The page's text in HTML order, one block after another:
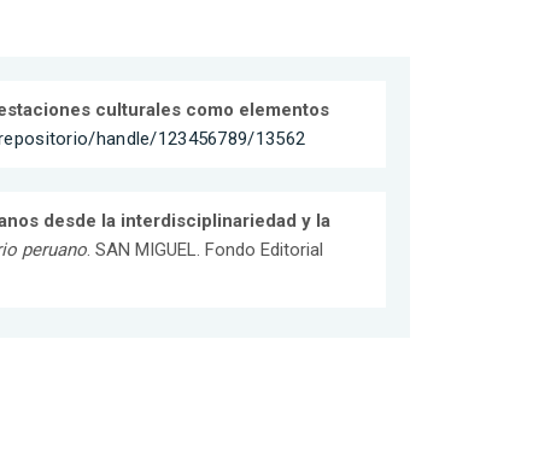
culturales como elementos
handle/123456789/13562
desde la interdisciplinariedad y la
peruano. SAN MIGUEL. Fondo Editorial